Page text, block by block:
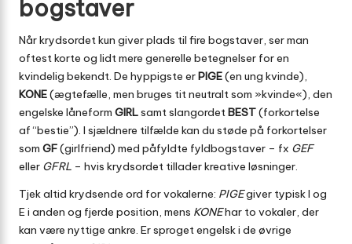
bogstaver
Når krydsordet kun giver plads til fire bogstaver, ser man
oftest korte og lidt mere generelle betegnelser for en
kvindelig bekendt. De hyppigste erPIGE(en ung kvinde),
KONE(ægtefælle, men bruges tit neutralt som »kvinde«), den
engelske låneform GIRLsamt slangordetBEST(forkortelse
af “bestie”). I sjældnere tilfælde kan du støde på forkortelser
som GF(girlfriend) med påfyldte fyldbogstaver – fx GEF
eller GFRL – hvis krydsordet tillader kreative løsninger.
Tjek altid krydsende ord for vokalerne: PIGEgiver typisk I og
E i anden og fjerde position, mens KONEhar to vokaler, der
kan være nyttige ankre. Er sproget engelsk i de øvrige